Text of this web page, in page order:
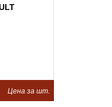
Цена за шт.